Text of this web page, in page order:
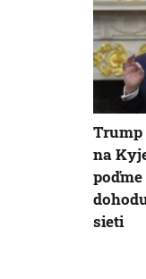
na
sieti